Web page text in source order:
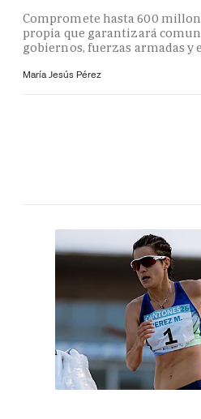
Compromete hasta 600
propia que garantizará
gobiernos, fuerzas armadas y
María Jesús Pérez